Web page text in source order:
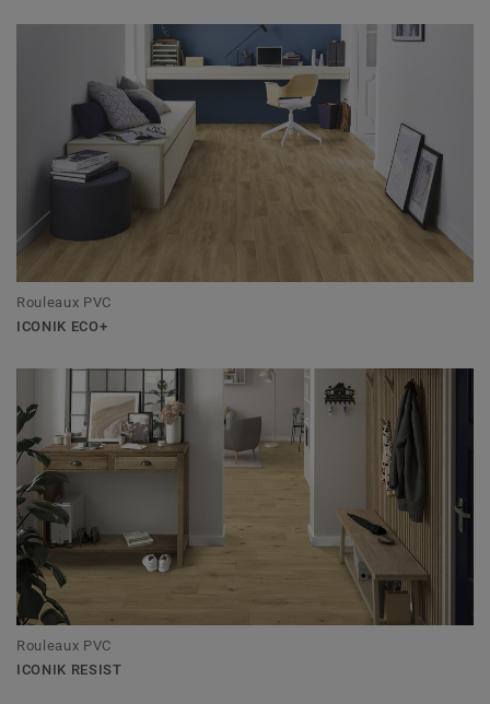
Rouleaux PVC
ICONIK ECO+
Rouleaux PVC
ICONIK RESIST